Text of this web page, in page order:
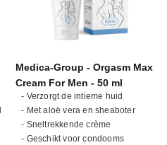
Medica-Group - Orgasm Max
Cream For Men - 50 ml
- Verzorgt de intieme huid
- Met aloë vera en sheaboter
- Sneltrekkende crème
- Geschikt voor condooms